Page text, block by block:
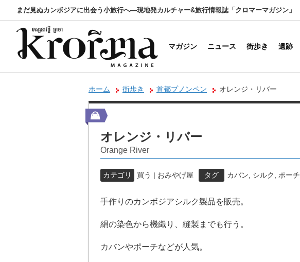
まだ見ぬカンボジアに出会う小旅行へ―現地発カルチャー&旅行情報誌「クロマーマガジン」
マガジン ニュース 街歩き 遺跡
ホーム 街歩き 首都プノンペン オレンジ・リバー
オレンジ・リバー
Orange River
カテゴリ 買う | おみやげ屋 タグ カバン シルク ポーチ
手作りのカンボジアシルク製品を販売。
絹の染色から機織り、縫製までも行う。
カバンやポーチなどが人気。